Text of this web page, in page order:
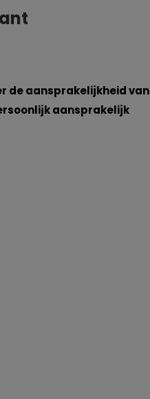
de aansprakelijkheid van
aansprakelijk